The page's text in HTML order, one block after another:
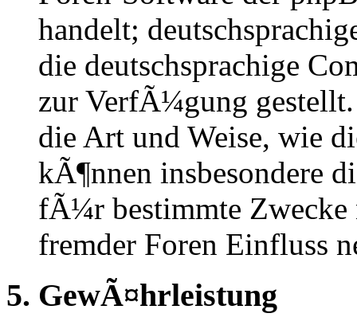
handelt;
die deutschsprachige
zur VerfÃ¼gung
die Art und Weise, wie
kÃ¶nnen insbesondere
fÃ¼r bestimmte Zwecke
fremder Foren Einfluss
5. GewÃ¤hrleistung